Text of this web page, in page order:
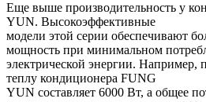
Еще выше производительность у
YUN. Высокоэффективные
модели этой серии обеспечивают
мощность при минимальном
электрической энергии. Например,
теплу кондиционера FUNG
YUN составляет 6000 Вт, а общее